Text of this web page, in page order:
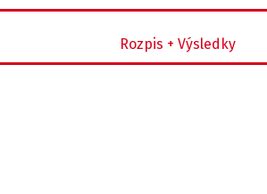
Rozpis + Výsledky